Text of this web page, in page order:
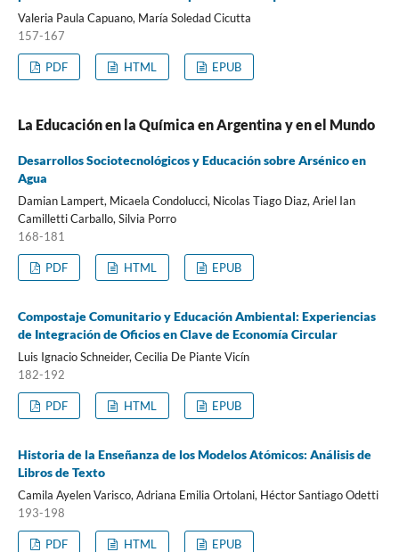
Valeria Paula Capuano, María Soledad Cicutta
157-167
PDF HTML EPUB
La Educación en la Química en Argentina y en el Mundo
Desarrollos Sociotecnológicos y Educación sobre Arsénico en
Agua
Damian Lampert, Micaela Condolucci, Nicolas Tiago Diaz, Ariel Ian
Camilletti Carballo, Silvia Porro
168-181
PDF HTML EPUB
Compostaje Comunitario y Educación Ambiental: Experiencias
de Integración de Oficios en Clave de Economía Circular
Luis Ignacio Schneider, Cecilia De Piante Vicín
182-192
PDF HTML EPUB
Historia de la Enseñanza de los Modelos Atómicos: Análisis de
Libros de Texto
Camila Ayelen Varisco, Adriana Emilia Ortolani, Héctor Santiago Odetti
193-198
PDF HTML EPUB